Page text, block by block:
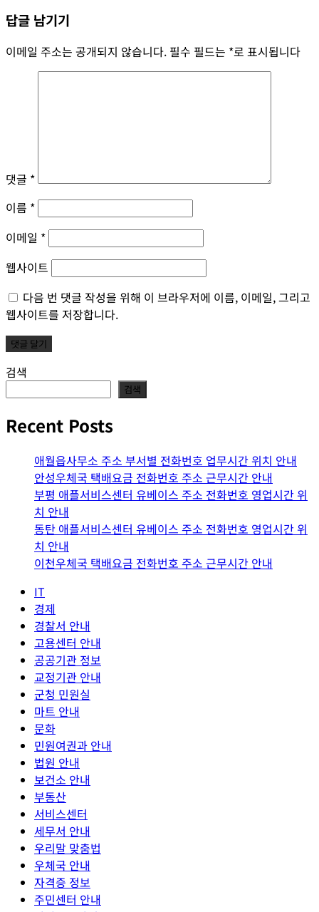
색
답글 남기기
이메일 주소는 공개되지 않습니다. 필수 필드는 *로 표시됩니다
댓글 *
이름 *
이메일 *
웹사이트
다음 번 댓글 작성을 위해 이 브라우저에 이름, 이메일, 그리고
웹사이트를 저장합니다.
검색
검색
Recent Posts
애월읍사무소 주소 부서별 전화번호 업무시간 위치 안내
안성우체국 택배요금 전화번호 주소 근무시간 안내
부평 애플서비스센터 유베이스 주소 전화번호 영업시간 위
치 안내
동탄 애플서비스센터 유베이스 주소 전화번호 영업시간 위
치 안내
이천우체국 택배요금 전화번호 주소 근무시간 안내
IT
경제
경찰서 안내
고용센터 안내
공공기관 정보
교정기관 안내
군청 민원실
마트 안내
문화
민원여권과 안내
법원 안내
보건소 안내
부동산
서비스센터
세무서 안내
우리말 맞춤법
우체국 안내
자격증 정보
주민센터 안내